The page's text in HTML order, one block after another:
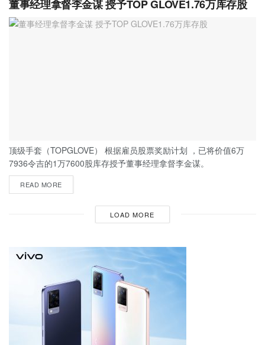
董事经理拿督李金谋 授予TOP GLOVE1.76万库存股
顶级手套（TOPGLOVE） 根据雇员股票奖励计划 ，已将价值6万
7936令吉的1万7600股库存授予董事经理拿督李金谋。
READ MORE
LOAD MORE